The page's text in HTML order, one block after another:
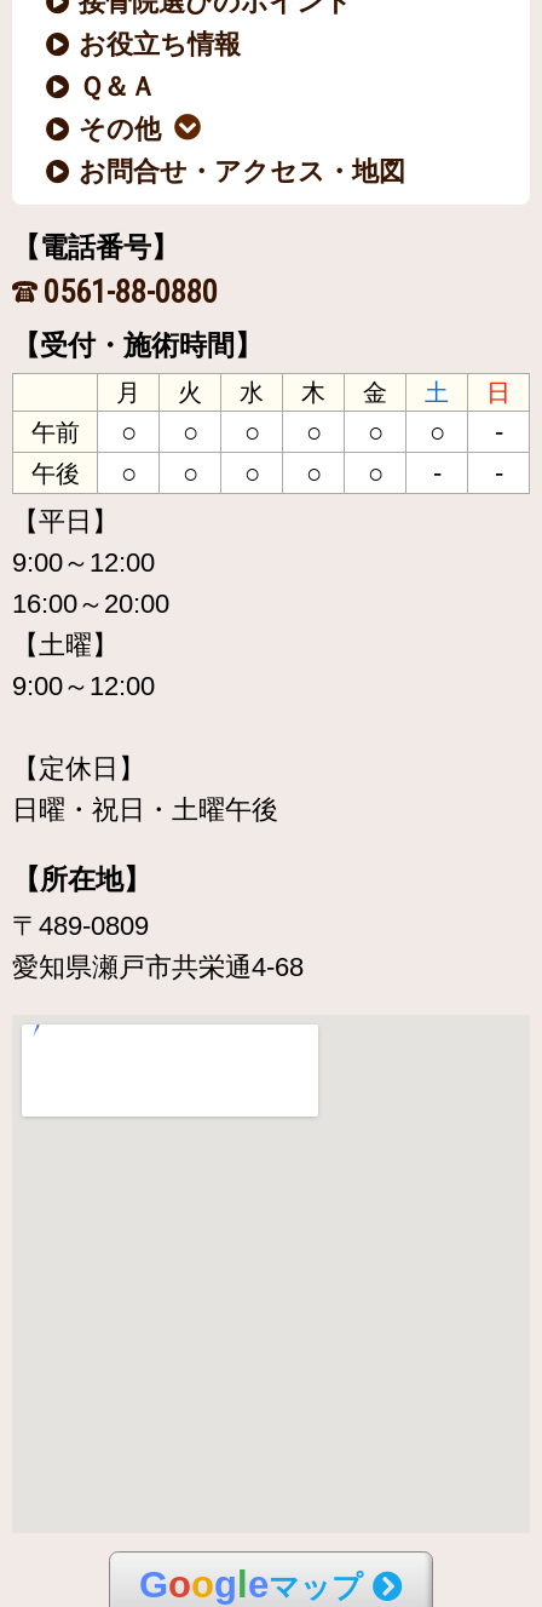
お役立ち情報
Ｑ＆Ａ
その他
お問合せ・アクセス・地図
【電話番号】
0561-88-0880
【受付・施術時間】
月 火 水 木 金 土
日
午前
○ ○ ○ ○ ○ ○ -
午後 ○ ○ ○ ○ ○ -
-
【平日】
9:00～12:00
16:00～20:00
【土曜】
9:00～12:00
【定休日】
日曜・祝日・土曜午後
【所在地】
〒489-0809
愛知県瀬戸市共栄通4-68
Goog eマップ